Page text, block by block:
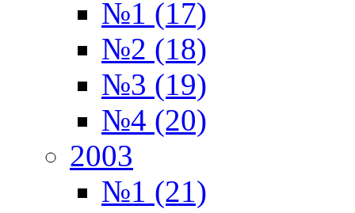
№1 (17)
№2 (18)
№3 (19)
№4 (20)
2003
№1 (21)